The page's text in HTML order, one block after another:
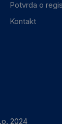
Potvrda o
Kontakt
2024